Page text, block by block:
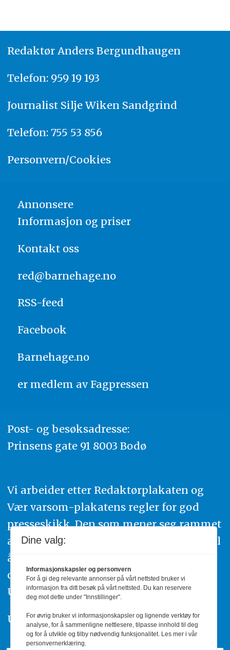
Redaktør Anders Bergundhaugen
Telefon: 959 19 193
Journalist Silje Wiken Sandgrind
Telefon: 755 53 856
Personvern/Cookies
Annonsere
Informasjon og priser
Kontakt oss
red@barnehage.no
RSS-feed
Facebook
Barnehage.no
er medlem av Fagpressen
Post- og besøksadresse:
Prinsens gate 91 8003 Bodø
Vi arbeider etter Redaktørplakaten og
Vær varsom-plakatens regler for god
presseskikk. Den som mener seg rammet
av urettmessig publisering, oppfordres til
å ta kontakt med redaksjonen. Du kan
også klage inn saker til Pressens Faglige
Utvalg,www.pfu.no.
Utgiver: PBL
Dine valg:
Informasjonskapsler og personvern
For å gi deg relevante annonser på vårt nettsted bruker vi
informasjon fra ditt besøk på vårt nettsted. Du kan reservere
deg mot dette under "Innstillinger".
For øvrig bruker vi informasjonskapsler og lignende verktøy for
analyse, for å sammenligne nettlesere, tilpasse innhold til deg
og for å utvikle og tilby nødvendig funksjonalitet. Les mer i vår
personvernerklæring.